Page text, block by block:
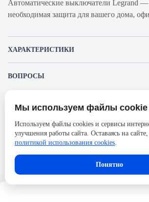
В корзину
Автоматические выключатели Legrand
необходимая защита для вашего дома,
ХАРАКТЕРИСТИКИ
Производитель
Серия
Номинальный ток
Напряжение, В
Количество полюсов
ВОПРОСЫ
Пожалуйста, авторизуйтесь, чтобы
возможность оставлять вопросы.
Представленные изображения и характеристики могут
без предварительного уведомления. Компания
ответственности в случае не соответствия текущей
размещённым в карточке товара.
Мы используем файлы cookie
Используем файлы cookies и сервисы
улучшения работы сайта. Оставаясь на
политикой использования cookies.
Понятно